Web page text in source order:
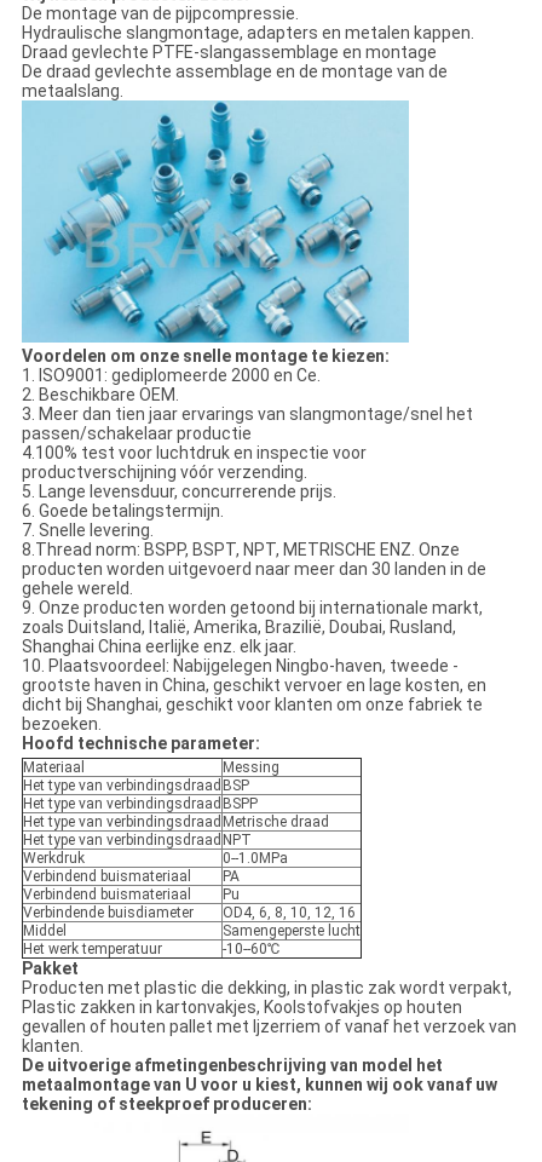
De montage van de pijpcompressie.
Hydraulische slangmontage, adapters en metalen kappen.
Draad gevlechte PTFE-slangassemblage en montage
De draad gevlechte assemblage en de montage van de
metaalslang.
Voordelen om onze snelle montage te kiezen:
1. ISO9001: gediplomeerde 2000 en Ce.
2. Beschikbare OEM.
3. Meer dan tien jaar ervarings van slangmontage/snel het
passen/schakelaar productie
4.100% test voor luchtdruk en inspectie voor
productverschijning vóór verzending.
5. Lange levensduur, concurrerende prijs.
6. Goede betalingstermijn.
7. Snelle levering.
8.Thread norm: BSPP, BSPT, NPT, METRISCHE ENZ. Onze
producten worden uitgevoerd naar meer dan 30 landen in de
gehele wereld.
9. Onze producten worden getoond bij internationale markt,
zoals Duitsland, Italië, Amerika, Brazilië, Doubai, Rusland,
Shanghai China eerlijke enz. elk jaar.
10. Plaatsvoordeel: Nabijgelegen Ningbo-haven, tweede -
grootste haven in China, geschikt vervoer en lage kosten, en
dicht bij Shanghai, geschikt voor klanten om onze fabriek te
bezoeken.
Hoofd technische parameter:
Materiaal
Messing
Het type van verbindingsdraad BSP
Het type van verbindingsdraad BSPP
Het type van verbindingsdraad Metrische draad
Het type van verbindingsdraad NPT
Werkdruk
0--1.0MPa
Verbindend buismateriaal
PA
Verbindend buismateriaal
Pu
Verbindende buisdiameter
OD4, 6, 8, 10, 12, 16
Middel
Samengeperste lucht
Het werk temperatuur
-10--60℃
Pakket
Producten met plastic die dekking, in plastic zak wordt verpakt,
Plastic zakken in kartonvakjes, Koolstofvakjes op houten
gevallen of houten pallet met Ijzerriem of vanaf het verzoek van
klanten.
De uitvoerige afmetingenbeschrijving van model het
metaalmontage van U voor u kiest, kunnen wij ook vanaf uw
tekening of steekproef produceren: